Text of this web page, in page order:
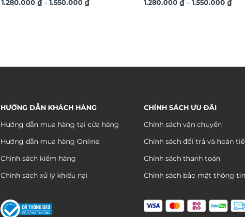
3D nghệ thuật TG4686
1.280.000₫ – 1.550.000₫Khoảng
TG4684
1.280.000 ₫ – 1.550.000 ₫
HƯỚNG DẪN KHÁCH HÀNG
Hướng dẫn mua hàng tại cửa hàng
Hướng dẫn mua hàng Online
Chính sách kiểm hàng
Chính sách xử lý khiếu nại
CHÍNH SÁCH ƯU ĐÃI
Chính sách vận chuyển
Chính sách đổi trả và hoàn
Chính sách thanh toán
Chính sách bảo mật thông tin